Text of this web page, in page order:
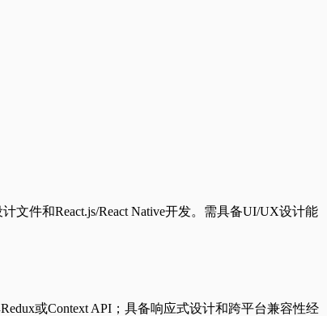
件和React.js/React Native开发。需具备UI/UX设计能
或Context API；具备响应式设计和跨平台兼容性经